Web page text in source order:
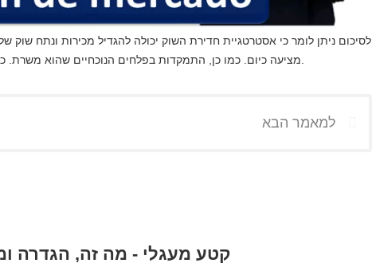
לסיכום ניתן לומר כי אסטרטגיית חדירת השוק יכולה להגדיל מכירות ונתח שוק
למאמר הבא
קטע מעגלי - מה זה, הגדרה